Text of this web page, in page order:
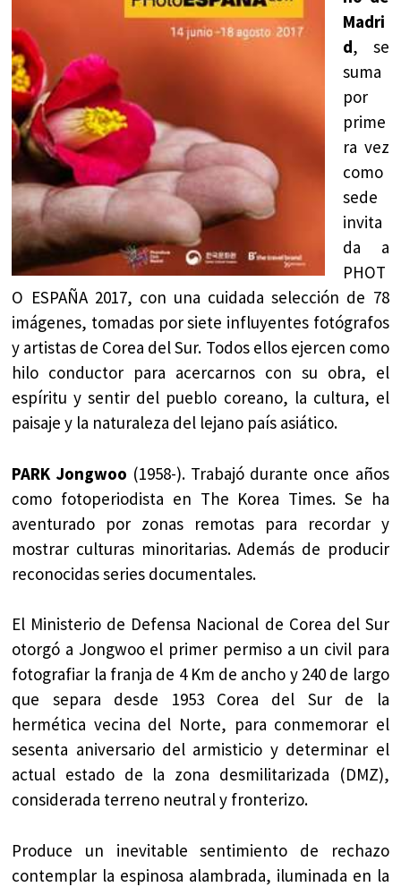
Madri
d, se
suma
por
prime
ra vez
como
sede
invita
da a
PHOT
O ESPAÑA 2017, con una cuidada selección de 78
imágenes, tomadas por siete influyentes fotógrafos
y artistas de Corea del Sur. Todos ellos ejercen como
hilo conductor para acercarnos con su obra, el
espíritu y sentir del pueblo coreano, la cultura, el
paisaje y la naturaleza del lejano país asiático.
PARK Jongwoo (1958-). Trabajó durante once años
como fotoperiodista en The Korea Times. Se ha
aventurado por zonas remotas para recordar y
mostrar culturas minoritarias. Además de producir
reconocidas series documentales.
El Ministerio de Defensa Nacional de Corea del Sur
otorgó a Jongwoo el primer permiso a un civil para
fotografiar la franja de 4 Km de ancho y 240 de largo
que separa desde 1953 Corea del Sur de la
hermética vecina del Norte, para conmemorar el
sesenta aniversario del armisticio y determinar el
actual estado de la zona desmilitarizada (DMZ),
considerada terreno neutral y fronterizo.
Produce un inevitable sentimiento de rechazo
contemplar la espinosa alambrada, iluminada en la